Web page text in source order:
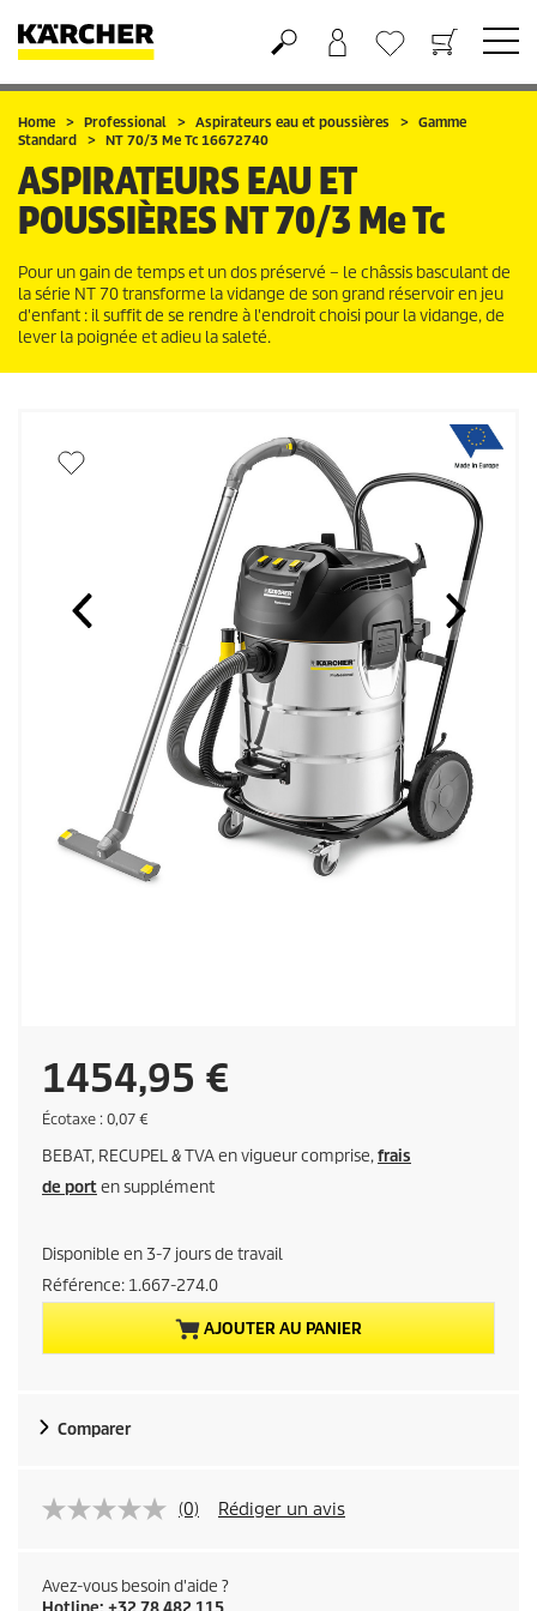
Panier
Mes Favoris
Home Professional Aspirateurs eau et poussières
Gamme
Standard
NT 70/3 Me Tc 16672740
ASPIRATEURS EAU ET
POUSSIÈRESNT 70/3 Me Tc
Pour un gain de temps et un dos préservé – le châssis basculant de
la série NT 70 transforme la vidange de son grand réservoir en jeu
d'enfant : il suffit de se rendre à l'endroit choisi pour la vidange, de
lever la poignée et adieu la saleté.
P
r
i
a
c
u
l
d
1454,95 €
É
o
t
a
Écotaxe : 0,07 €
BEBAT, RECUPEL & TVA en vigueur comprise,frais
de porten supplément
Disponible en 3-7 jours de travail
Référence: 1.667-274.0
AJOUTER AU PANIER
Comparer
(0) Rédiger un avis
Avez-vous besoin d'aide ?